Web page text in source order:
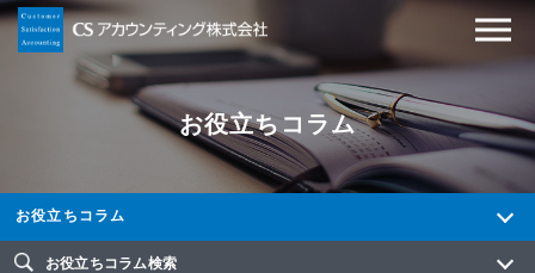
お役立ちコラム
お役立ちコラム
お役立ちコラム検索